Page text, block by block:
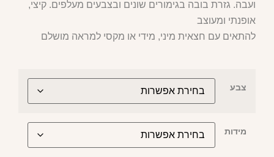
ועבה. גזרת בובה בגימורים שונים ובצבעים מעלפים. קיצי,
אופנתי ומעוצב
להתאים עם חצאית מיני, מידי או מקסי למראה מושלם
צבע
מידות